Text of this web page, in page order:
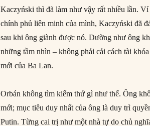
Kaczyński thì đã làm như vậy rất nhiều lần.
chính phủ liên minh của mình, Kaczyński đã
sau khi ông giành được nó. Dường như ông
những tầm nhìn – không phải cải cách tài
mới của Ba Lan.
Orbán không tìm kiếm thứ gì như thế. Ông
mới; mục tiêu duy nhất của ông là duy trì
Putin. Từng cai trị như một nhà tự do chủ